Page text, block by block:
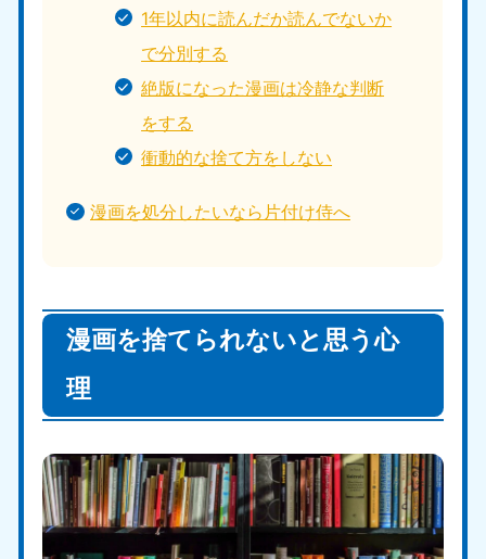
1年以内に読んだか読んでないか
で分別する
絶版になった漫画は冷静な判断
をする
衝動的な捨て方をしない
漫画を処分したいなら片付け侍へ
漫画を捨てられないと思う心
理